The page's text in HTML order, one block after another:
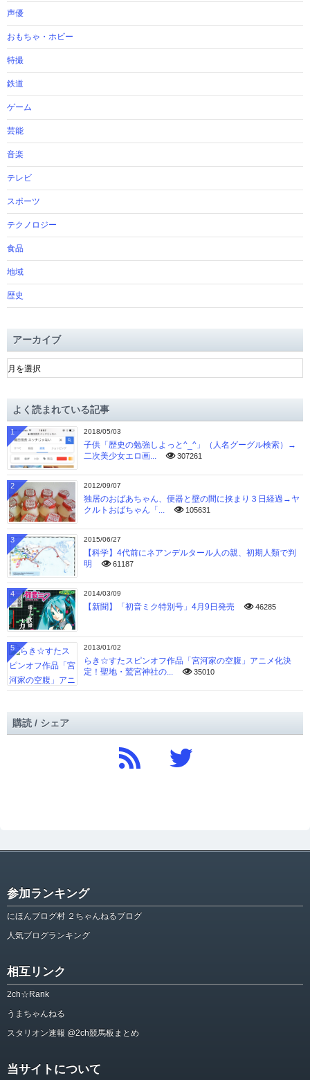
声優
おもちゃ・ホビー
特撮
鉄道
ゲーム
芸能
音楽
テレビ
スポーツ
テクノロジー
食品
地域
歴史
アーカイブ
ア
ー
ブよく読まれている記事
2018/05/03
子供「歴史の勉強しよっと^_^」（人名グーグル検索）→
二次美少女エロ画...
307261
1
2012/09/07
独居のおばあちゃん、便器と壁の間に挟まり３日経過→ヤ
クルトおばちゃん「...
105631
2
2015/06/27
【科学】4代前にネアンデルタール人の親、初期人類で判
明
61187
3
2014/03/09
【新聞】「初音ミク特別号」4月9日発売 46285
4
2013/01/02
らき☆すたスピンオフ作品「宮河家の空腹」アニメ化決
定！聖地・鷲宮神社の...
35010
5
購読 / シェア
参加ランキング
にほんブログ村 ２ちゃんねるブログ
人気ブログランキング
相互リンク
2ch☆Rank
うまちゃんねる
スタリオン速報 @2ch競馬板まとめ
当サイトについて